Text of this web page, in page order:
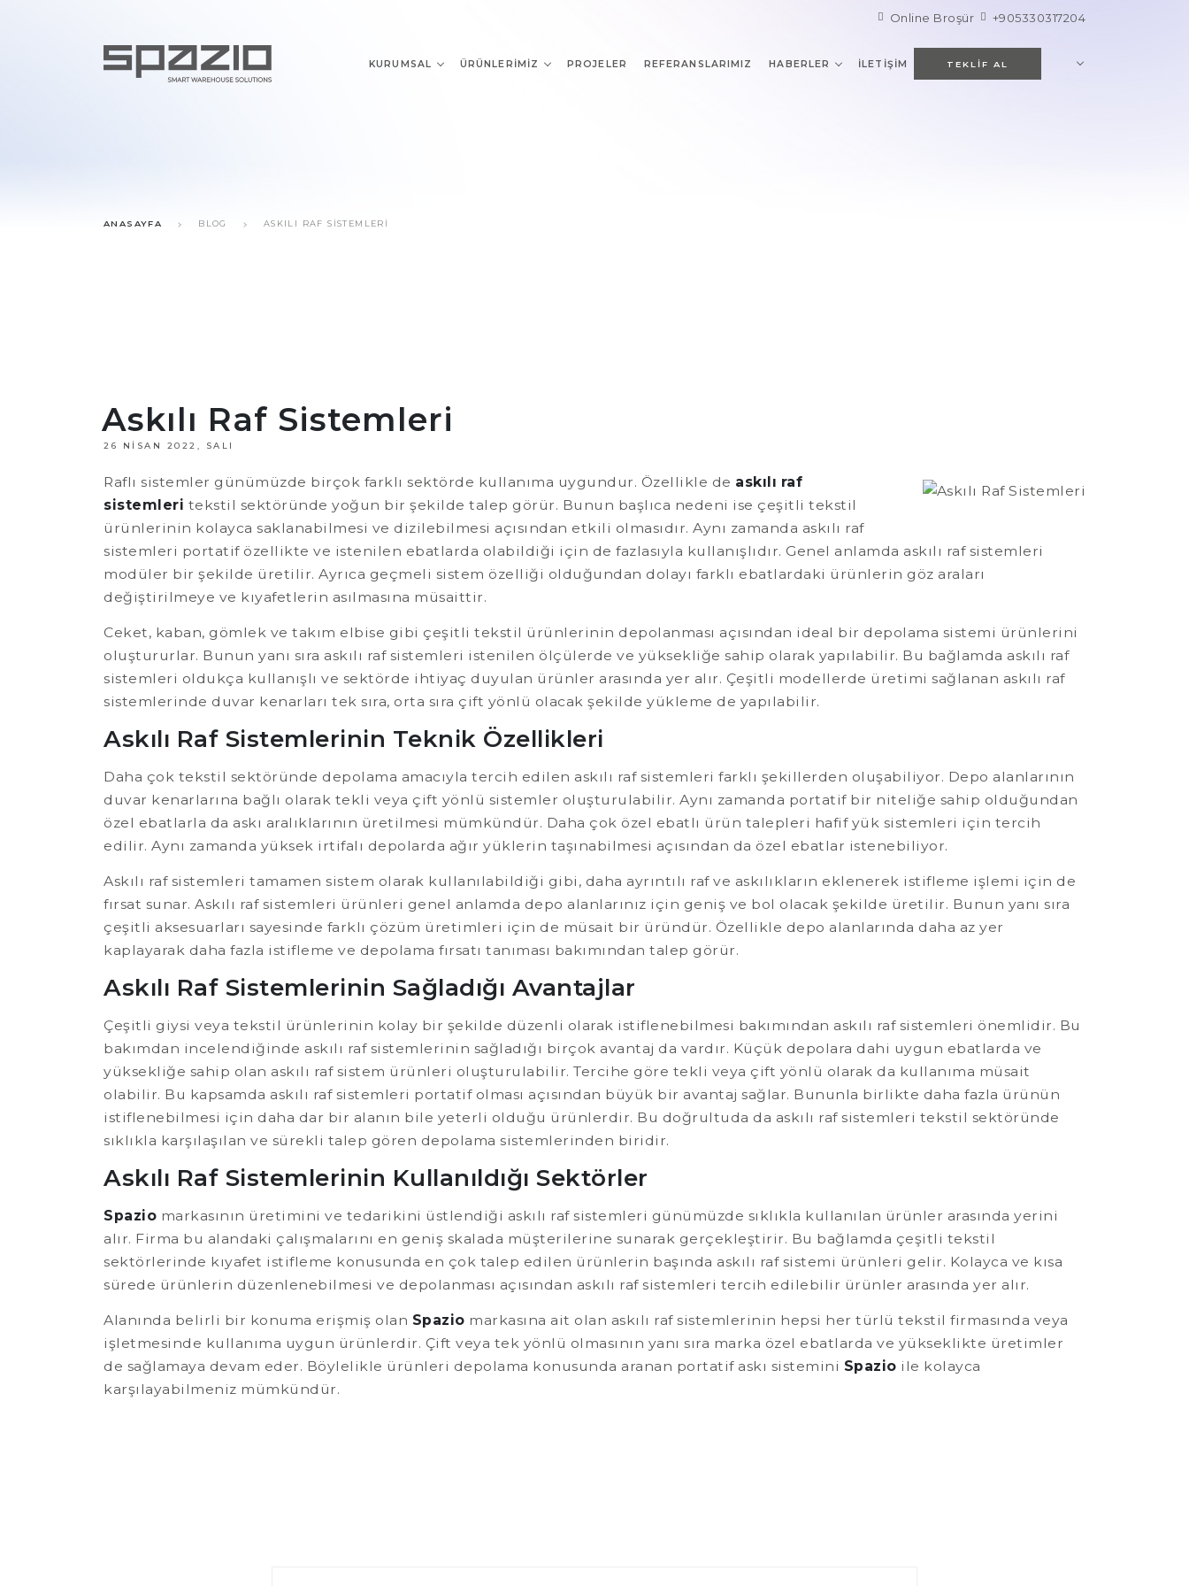
Online Broşür +905330317204
KURUMSAL ÜRÜNLERIMIZ PROJELER REFERANSLARIMIZ HABERLER İLETIŞIM TEKLIF AL
ANASAYFA BLOG ASKILI RAF SISTEMLERI
Askılı Raf Sistemleri
26 NISAN 2022, SALI
Raflı sistemler günümüzde birçok farklı sektörde kullanıma uygundur. Özellikle de askılı raf
sistemleri tekstil sektöründe yoğun bir şekilde talep görür. Bunun başlıca nedeni ise çeşitli tekstil
ürünlerinin kolayca saklanabilmesi ve dizilebilmesi açısından etkili olmasıdır. Aynı zamanda askılı raf
sistemleri portatif özellikte ve istenilen ebatlarda olabildiği için de fazlasıyla kullanışlıdır. Genel anlamda askılı raf sistemleri
modüler bir şekilde üretilir. Ayrıca geçmeli sistem özelliği olduğundan dolayı farklı ebatlardaki ürünlerin göz araları
değiştirilmeye ve kıyafetlerin asılmasına müsaittir.
Ceket, kaban, gömlek ve takım elbise gibi çeşitli tekstil ürünlerinin depolanması açısından ideal bir depolama sistemi ürünlerini
oluştururlar. Bunun yanı sıra askılı raf sistemleri istenilen ölçülerde ve yüksekliğe sahip olarak yapılabilir. Bu bağlamda askılı raf
sistemleri oldukça kullanışlı ve sektörde ihtiyaç duyulan ürünler arasında yer alır. Çeşitli modellerde üretimi sağlanan askılı raf
sistemlerinde duvar kenarları tek sıra, orta sıra çift yönlü olacak şekilde yükleme de yapılabilir.
Askılı Raf Sistemlerinin Teknik Özellikleri
Daha çok tekstil sektöründe depolama amacıyla tercih edilen askılı raf sistemleri farklı şekillerden oluşabiliyor. Depo alanlarının
duvar kenarlarına bağlı olarak tekli veya çift yönlü sistemler oluşturulabilir. Aynı zamanda portatif bir niteliğe sahip olduğundan
özel ebatlarla da askı aralıklarının üretilmesi mümkündür. Daha çok özel ebatlı ürün talepleri hafif yük sistemleri için tercih
edilir. Aynı zamanda yüksek irtifalı depolarda ağır yüklerin taşınabilmesi açısından da özel ebatlar istenebiliyor.
Askılı raf sistemleri tamamen sistem olarak kullanılabildiği gibi, daha ayrıntılı raf ve askılıkların eklenerek istifleme işlemi için de
fırsat sunar. Askılı raf sistemleri ürünleri genel anlamda depo alanlarınız için geniş ve bol olacak şekilde üretilir. Bunun yanı sıra
çeşitli aksesuarları sayesinde farklı çözüm üretimleri için de müsait bir üründür. Özellikle depo alanlarında daha az yer
kaplayarak daha fazla istifleme ve depolama fırsatı tanıması bakımından talep görür.
Askılı Raf Sistemlerinin Sağladığı Avantajlar
Çeşitli giysi veya tekstil ürünlerinin kolay bir şekilde düzenli olarak istiflenebilmesi bakımından askılı raf sistemleri önemlidir. Bu
bakımdan incelendiğinde askılı raf sistemlerinin sağladığı birçok avantaj da vardır. Küçük depolara dahi uygun ebatlarda ve
yüksekliğe sahip olan askılı raf sistem ürünleri oluşturulabilir. Tercihe göre tekli veya çift yönlü olarak da kullanıma müsait
olabilir. Bu kapsamda askılı raf sistemleri portatif olması açısından büyük bir avantaj sağlar. Bununla birlikte daha fazla ürünün
istiflenebilmesi için daha dar bir alanın bile yeterli olduğu ürünlerdir. Bu doğrultuda da askılı raf sistemleri tekstil sektöründe
sıklıkla karşılaşılan ve sürekli talep gören depolama sistemlerinden biridir.
Askılı Raf Sistemlerinin Kullanıldığı Sektörler
Spazio markasının üretimini ve tedarikini üstlendiği askılı raf sistemleri günümüzde sıklıkla kullanılan ürünler arasında yerini
alır. Firma bu alandaki çalışmalarını en geniş skalada müşterilerine sunarak gerçekleştirir. Bu bağlamda çeşitli tekstil
sektörlerinde kıyafet istifleme konusunda en çok talep edilen ürünlerin başında askılı raf sistemi ürünleri gelir. Kolayca ve kısa
sürede ürünlerin düzenlenebilmesi ve depolanması açısından askılı raf sistemleri tercih edilebilir ürünler arasında yer alır.
Alanında belirli bir konuma erişmiş olan Spazio markasına ait olan askılı raf sistemlerinin hepsi her türlü tekstil firmasında veya
işletmesinde kullanıma uygun ürünlerdir. Çift veya tek yönlü olmasının yanı sıra marka özel ebatlarda ve yükseklikte üretimler
de sağlamaya devam eder. Böylelikle ürünleri depolama konusunda aranan portatif askı sistemini Spazio ile kolayca
karşılayabilmeniz mümkündür.